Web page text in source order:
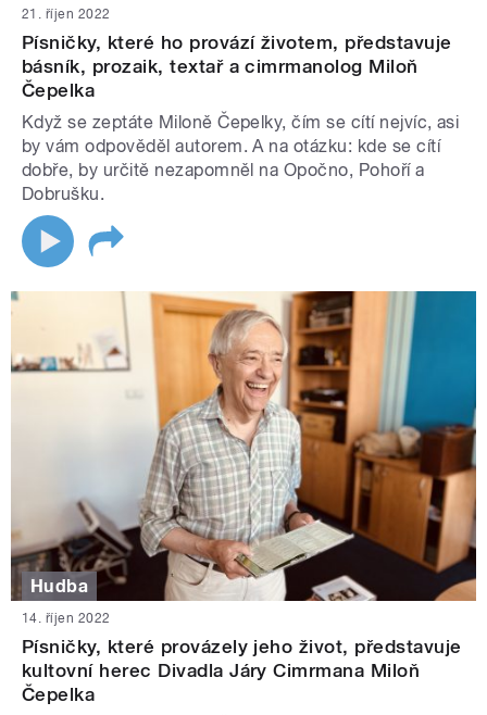
21. říjen 2022
Písničky, které ho provází životem, představuje
básník, prozaik, textař a cimrmanolog Miloň
Čepelka
Když se zeptáte Miloně Čepelky, čím se cítí nejvíc, asi
by vám odpověděl autorem. A na otázku: kde se cítí
dobře, by určitě nezapomněl na Opočno, Pohoří a
Dobrušku.
Hudba
14. říjen 2022
Písničky, které provázely jeho život, představuje
kultovní herec Divadla Járy Cimrmana Miloň
Čepelka